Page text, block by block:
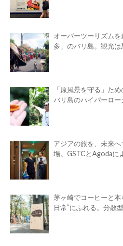
オーバーツーリズム
多」のバリ島。観光
「原風景を守る」ため
バリ島のハイパーロー
アジアの旅を、未来
場。GSTCとAgodaに
茅ヶ崎でコーヒーと本
日常”にふれる。分散